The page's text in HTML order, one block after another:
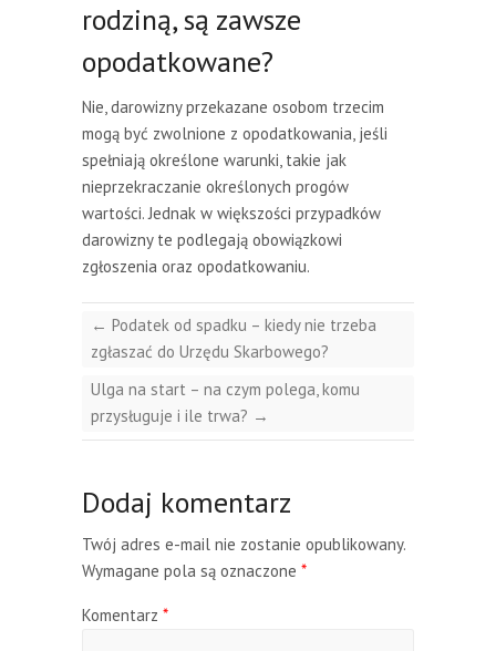
rodziną, są zawsze
opodatkowane?
Nie, darowizny przekazane osobom trzecim
mogą być zwolnione z opodatkowania, jeśli
spełniają określone warunki, takie jak
nieprzekraczanie określonych progów
wartości. Jednak w większości przypadków
darowizny te podlegają obowiązkowi
zgłoszenia oraz opodatkowaniu.
← Podatek od spadku – kiedy nie trzeba
zgłaszać do Urzędu Skarbowego?
Ulga na start – na czym polega, komu
przysługuje i ile trwa? →
Dodaj komentarz
Twój adres e-mail nie zostanie opublikowany.
Wymagane pola są oznaczone *
Komentarz *